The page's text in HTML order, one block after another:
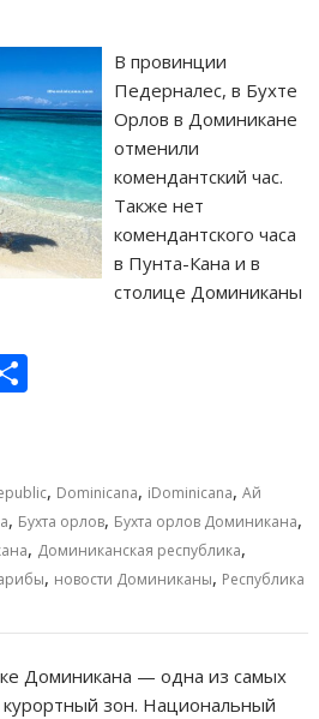
В провинции
Педерналес, в Бухте
Орлов в Доминикане
отменили
комендантский час.
Также нет
комендантского часа
в Пунта-Кана и в
столице Доминиканы
р
а
в
и
т
ь
, Dominicana, iDominicana,Ай
, Бухта орлов, Бухта орлов Доминикана,
, Доминиканская республика,
, новости Доминиканы, Республика
Доминикана — одна из самых
зон. Национальный